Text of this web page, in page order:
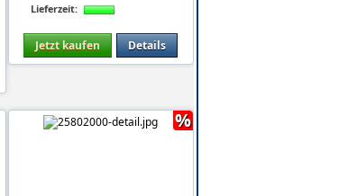
Lieferzeit:
Jetzt kaufen Details
%